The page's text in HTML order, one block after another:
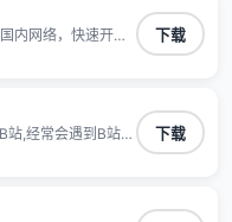
、酷狗音乐、YY
加速回国。目前已
上，一对一在线客
内网络，快速开启
卡顿问题；更能加
线,畅享国内网络！
下载
站,经常会遇到B站地
题,使用我们的哔
网络问题,一键网络
下载